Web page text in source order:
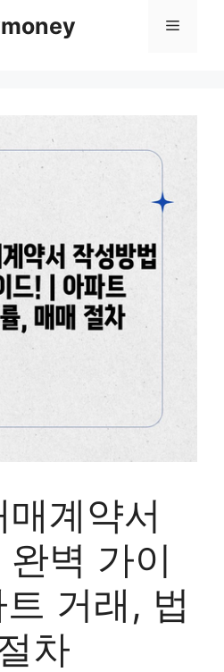
Menu
계약서
벽 가이
거래, 법
차